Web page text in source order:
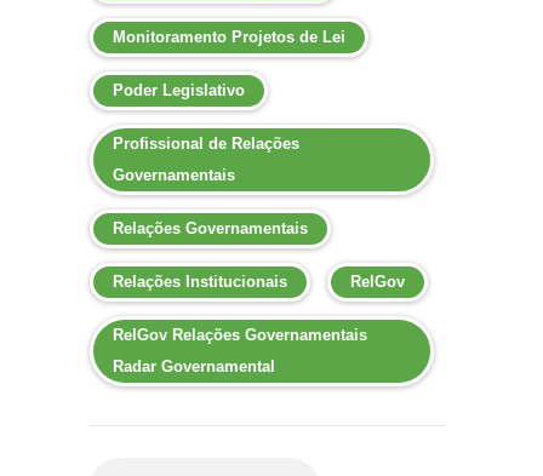
Monitoramento Projetos de Lei
Poder Legislativo
Profissional de Relações
Governamentais
Relações Governamentais
Relações Institucionais RelGov
RelGov Relações Governamentais
Radar Governamental